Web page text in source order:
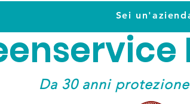
Sei
Da 30 anni